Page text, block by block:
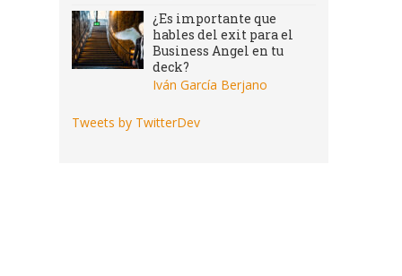
¿Es importante que
hables del exit para el
Business Angel en tu
deck?
Iván García Berjano
Tweets by TwitterDev